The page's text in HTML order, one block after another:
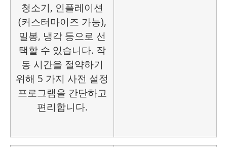
청소기, 인플레이션
(커스터마이즈 가능),
밀봉, 냉각 등으로 선
택할 수 있습니다. 작
동 시간을 절약하기
위해 5 가지 사전 설정
프로그램을 간단하고
편리합니다.